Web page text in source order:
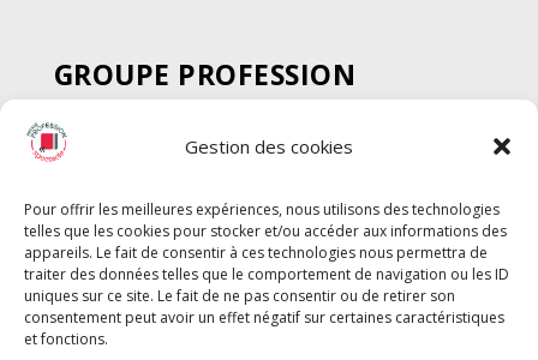
Gestion des cookies
Pour offrir les meilleures expériences, nous utilisons des technologies
telles que les cookies pour stocker et/ou accéder aux informations des
appareils. Le fait de consentir à ces technologies nous permettra de
traiter des données telles que le comportement de navigation ou les ID
uniques sur ce site. Le fait de ne pas consentir ou de retirer son
consentement peut avoir un effet négatif sur certaines caractéristiques
et fonctions.
GROUPE PROFESSION
SPECTACLE
Chèque Intermittents
Chèque Compta
Chèque Emploi Spectacle
G-Pods
Profession Audio-visuel